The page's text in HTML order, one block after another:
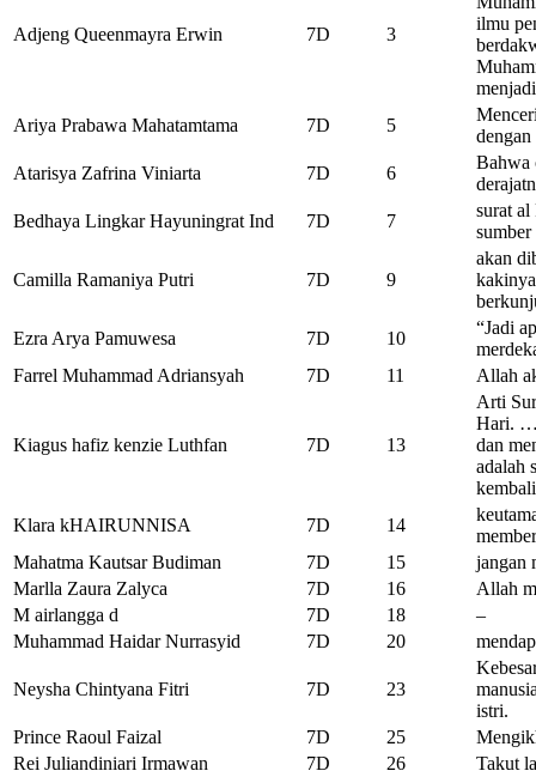
Adjeng Queenmayra Erwin 7D 3
ilmu
Ariya Prabawa Mahatamtama
7D 5
Atarisya Zafrina Viniarta
7D 6
Bahwa
Bedhaya Lingkar Hayuningrat Ind
7D 7
surat al
Camilla Ramaniya Putri 7D 9
akan
Ezra Arya Pamuwesa
7D 10
“Jadi
Farrel Muhammad Adriansyah
7D 11 Allah
Kiagus hafiz kenzie Luthfan 7D 13
Arti
Hari. …
dan
adalah
Klara kHAIRUNNISA
7D 14
Mahatma Kautsar Budiman
7D 15
jangan
Marlla Zaura Zalyca
7D 16
Allah
M airlangga d
7D 18
–
Muhammad Haidar Nurrasyid
7D 20
Neysha Chintyana Fitri 7D 23
istri.
Prince Raoul Faizal
7D 25
Rei Juliandiniari Irmawan
7D 26 Takut